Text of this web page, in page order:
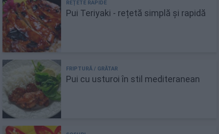
Pui Teriyaki - rețetă simplă și rapidă
Pui cu usturoi în stil mediteranean